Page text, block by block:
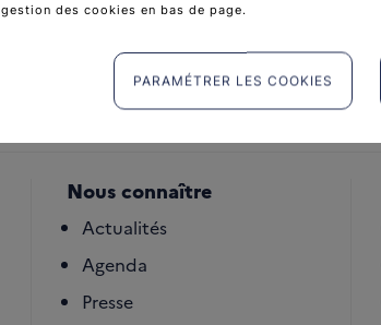
Nous connaître
Actualités
Agenda
Presse
gestion des cookies en bas de page.
PARAMÉTRER LES COOKIES